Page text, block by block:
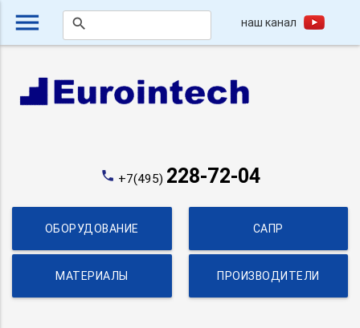
menu search наш канал
phone +7(495) 228-72-04
ОБОРУДОВАНИЕ САПР
МАТЕРИАЛЫ ПРОИЗВОДИТЕЛИ